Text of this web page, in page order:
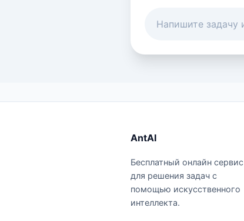
AntAI
Бесплатный онлайн сервис
для решения задач с
помощью искусственного
интеллекта.